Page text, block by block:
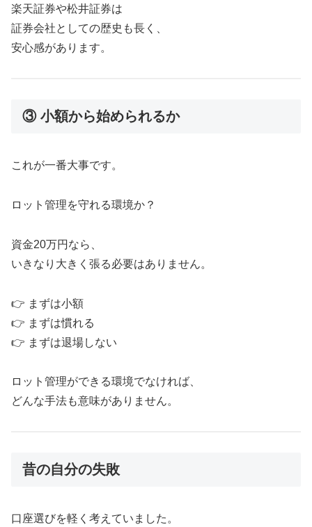
楽天証券や松井証券は
証券会社としての歴史も長く、
安心感があります。
③ 小額から始められるか
これが一番大事です。
ロット管理を守れる環境か？
資金20万円なら、
いきなり大きく張る必要はありません。
👉 まずは小額
👉 まずは慣れる
👉 まずは退場しない
ロット管理ができる環境でなければ、
どんな手法も意味がありません。
昔の自分の失敗
口座選びを軽く考えていました。